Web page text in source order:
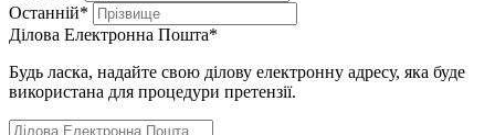
Останній*
Ділова Електронна Пошта*
Будь ласка, надайте свою ділову електронну адресу, яка буде
використана для процедури претензії.